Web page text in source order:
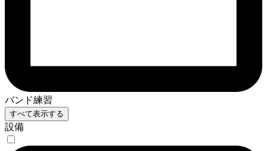
バンド練習
すべて表示する
設備